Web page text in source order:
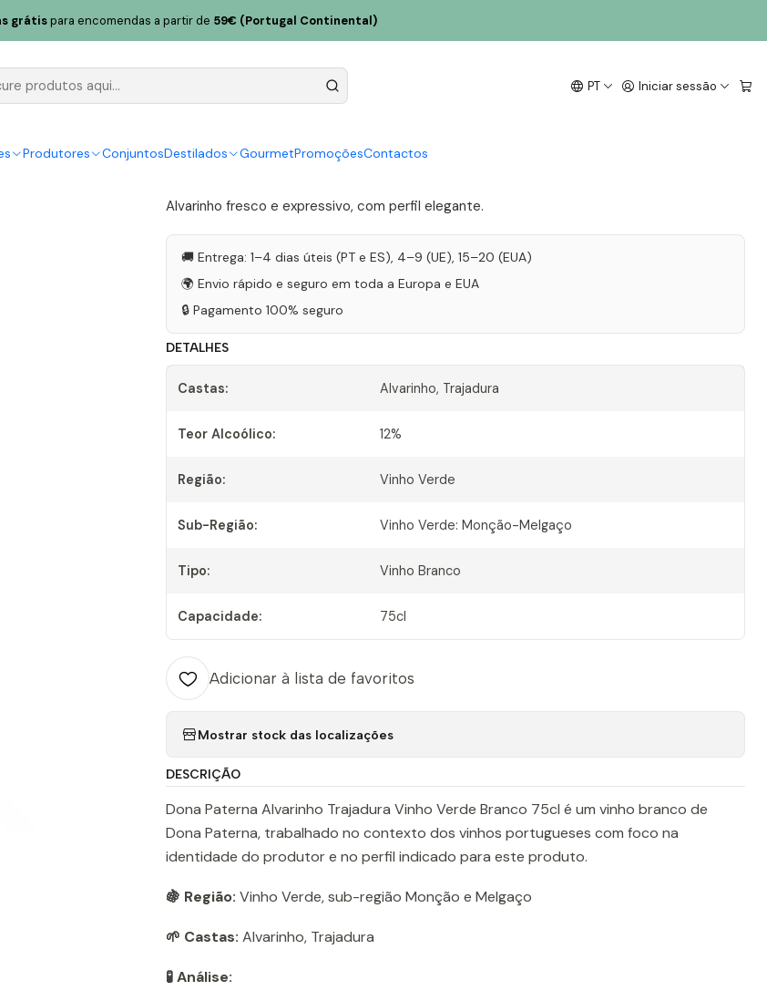
PT Iniciar sessão
Produtores ConjuntosDestilados GourmetPromoçõesContactos
grátispara encomendas a partir de 59€ (Portugal Continental)
Trajadura 2023 Vinho Verde Branco 75cl
Dona Paterna Alvarinho Trajadura
|
Alvarinho fresco e expressivo, com perfil elegante.
🚚 Entrega: 1–4 dias úteis (PT e ES), 4–9 (UE), 15–20 (EUA)
🌍 Envio rápido e seguro em toda a Europa e EUA
🔒 Pagamento 100% seguro
DETALHES
Castas: Alvarinho, Trajadura
Teor Alcoólico: 12%
Região: Vinho Verde
Sub-Região: Vinho Verde: Monção-Melgaço
Tipo: Vinho Branco
Capacidade: 75cl
Adicionar à lista de favoritos
Mostrar stock das localizações
DESCRIÇÃO
Dona Paterna Alvarinho Trajadura Vinho Verde Branco 75cl é um vinho branco de
Dona Paterna, trabalhado no contexto dos vinhos portugueses com foco na
identidade do produtor e no perfil indicado para este produto.
🍇 Região: Vinho Verde, sub-região Monção e Melgaço
🌱 Castas: Alvarinho, Trajadura
🧪 Análise: